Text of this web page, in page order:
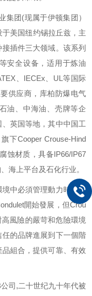
集团(现属于伊顿集团）
于美国纽约锡拉丘兹，主
插件三大领域。该系列
安全设备，适用于炼油
IECEx UL 等国际
供应商，库柏防爆电气
油、中海油、壳牌等企
英国等地，其中中国工
下Cooper Crouse-Hind
蚀材质，具备IP66/IP67
海上平台及石化行业。
中必須管理動力時，安
開始發展，但Crou
風險的嚴苛和危險環境
的品牌進展到下一個階
組合，提供可靠、有效
公司,二十世纪九十年代被